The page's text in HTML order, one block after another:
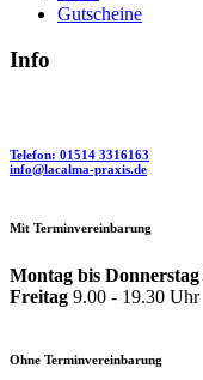
Gutscheine
Info
Telefon: 01514 3316163
info@lacalma-praxis.de
Mit Terminvereinbarung
Montag bis Donnerstag
Freitag 9.00 - 19.30 Uhr
Ohne Terminvereinbarung